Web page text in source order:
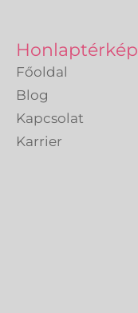
Honlaptérkép
Főoldal
Blog
Kapcsolat
Karrier